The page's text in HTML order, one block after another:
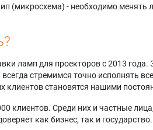
(микросхема) - необходимо менять
ламп для проекторов с 2013 года.
стремимся точно исполнять
клиентов становятся нашими
клиентов. Среди них и частные
как бизнес, так и